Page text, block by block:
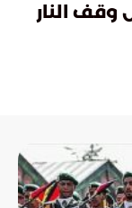
النار